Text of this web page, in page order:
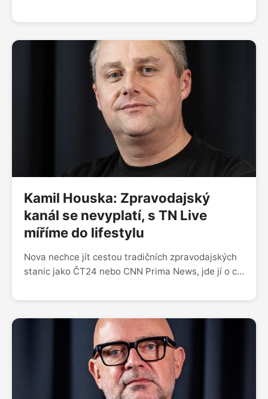
český podcaster ve volebním roce. V tradičním
pořadí, mluvíme o novinkách v obsahu i v týmu, o
redesignu, merchi nebo o tom, zda by podcasteři
za paywallem měli svým hostům platit.
Kamil Houska: Zpravodajský
kanál se nevyplatí, s TN Live
míříme do lifestylu
Nova nechce jít cestou tradičních zpravodajských
stanic jako ČT24 nebo CNN Prima News, jde jí o co
Redakce internetové vysílání TN Live přešla na
Transformace se má završit v srpnu, pár měsíců
před sněmovními volbami. Plány detailně přibližuje
Kamil Houska, ředitel zpravodajství TV Nova.